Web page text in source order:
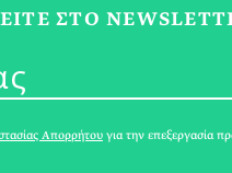
ΚΥΒΕΛΗ ΧΑΤΖΗΖΗΣΗ
ΣΤΟ
Απορρήτου για την επεξεργασία